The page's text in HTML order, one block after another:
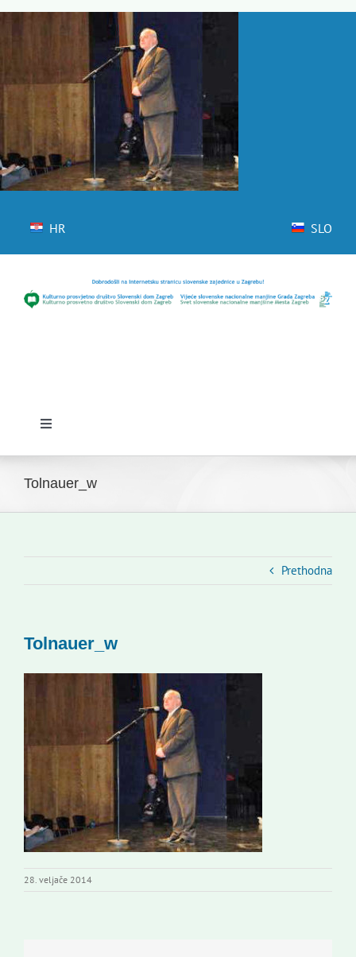
HR SLO
Toggle
Novosti
Kontakti
Novi odmev – naše glasilo
Izdavaštvo
Korisne informacije
Tolnauer_w
Prethodna
Tolnauer_w
28. veljače 2014